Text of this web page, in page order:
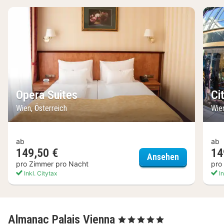
Opera Suites
Wien, Österreich
ab
149,50 €
pro Zimmer pro Nacht
Inkl. Citytax
Ansehen Opera
ab
pro
Almanac Palais Vienna , 5 Sterne